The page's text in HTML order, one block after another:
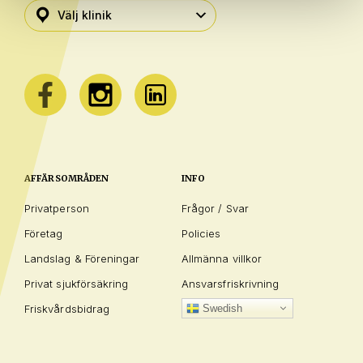
AFFÄRSOMRÅDEN
Privatperson
Företag
Landslag & Föreningar
Privat sjukförsäkring
Friskvårdsbidrag
INFO
Frågor / Svar
Policies
Allmänna villkor
Ansvarsfriskrivning
Swedish